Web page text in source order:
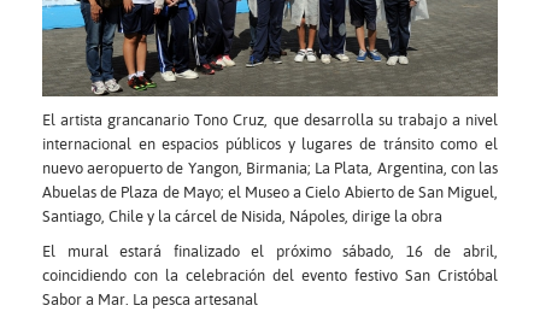
El artista grancanario Tono Cruz, que desarrolla su trabajo a nivel
internacional en espacios públicos y lugares de tránsito como el
nuevo aeropuerto de Yangon, Birmania; La Plata, Argentina, con las
Abuelas de Plaza de Mayo; el Museo a Cielo Abierto de San Miguel,
Santiago, Chile y la cárcel de Nisida, Nápoles, dirige la obra
El mural estará finalizado el próximo sábado, 16 de abril,
coincidiendo con la celebración del evento festivo San Cristóbal
Sabor a Mar. La pesca artesanal